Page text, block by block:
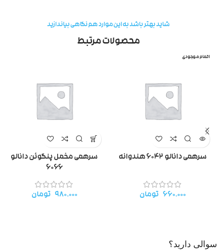
شاید بهتر باشد به این موارد هم نگاهی بیاندازید
محصولات مرتبط
اتمام موجودی
سرهمی دانالو ۶۰۴۲ هندوانه
۶۶۰.۰۰۰ تومان
سرهمی مخمل پنگوئن دانالو
۶۰۶۶
۹۸۰.۰۰۰ تومان
سوالی دارید؟